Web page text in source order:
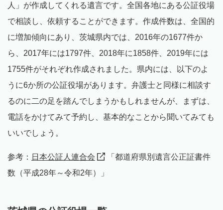
人」が作成してくれる遺言です。全国各地にある公証役場
で相談し、依頼することができます。作成件数は、全国的
に増加傾向にあり、茨城県内では、2016年の1677件か
ら、2017年には1797件、2018年に1858件、2019年には
1755件がそれぞれ作成されました。県内には、以下のよ
うに6か所の公証役場があります。弁護士と同様に相談す
るのに二の足を踏んでしまうかもしれませんが、まずは、
電話をかけてみて予約し、基本的なことから聞いてみても
いいでしょう。
参考： 日本公証人連合会
「都道府県別遺言公正証書件
数（平成28年～令和2年）」